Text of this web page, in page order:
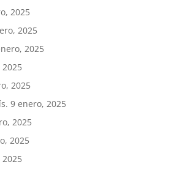
2025
2025
2025
2025
9 enero, 2025
2025
2025